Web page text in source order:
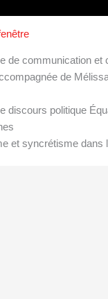
de communication
de
discours politique
et syncrétisme dans